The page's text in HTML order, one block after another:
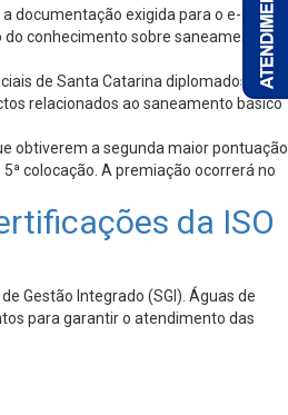
documentação exigida para o e-mail
do conhecimento sobre saneamento,
de Santa Catarina diplomados,
relacionados ao saneamento básico
obtiverem a segunda maior pontuação
colocação. A premiação ocorrerá no
da ISO
Gestão Integrado (SGI). Águas de
para garantir o atendimento das